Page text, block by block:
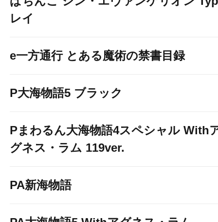
レイ
e一方通行 とある魔術の禁書目録
P大海物語5 ブラック
Pまわるん大海物語4スペシャル With
グネス・ラム 119ver.
PA新海物語